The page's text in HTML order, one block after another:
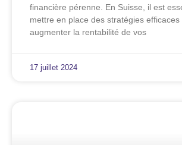
financière pérenne. En Suisse, il est
mettre en place des stratégies efficaces
augmenter la rentabilité de vos
17 juillet 2024